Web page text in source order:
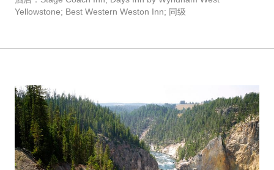
Yellowstone; Best Western Weston Inn; 同级